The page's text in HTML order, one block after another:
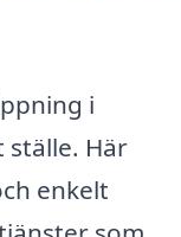
i
ställe. Här
enkelt